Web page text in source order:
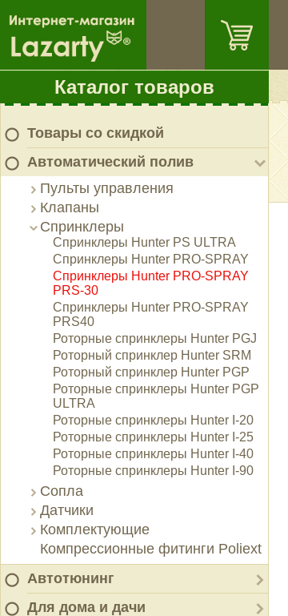
Каталог товаров
Товары со скидкой
Автоматический полив
Пульты управления
Клапаны
Спринклеры
Спринклеры Hunter PS ULTRA
Спринклеры Hunter PRO-SPRAY
Спринклеры Hunter PRO-SPRAY
PRS-30
Спринклеры Hunter PRO-SPRAY
PRS40
Роторные спринклеры Hunter PGJ
Роторный спринклер Hunter SRM
Роторный спринклер Hunter PGP
Роторные спринклеры Hunter PGP
ULTRA
Роторные спринклеры Hunter I-20
Роторные спринклеры Hunter I-25
Роторные спринклеры Hunter I-40
Роторные спринклеры Hunter I-90
Сопла
Датчики
Комплектующие
Компрессионные фитинги Poliext
Автотюнинг
Для дома и дачи